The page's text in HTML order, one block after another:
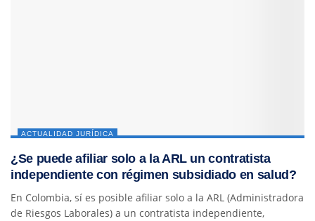
ACTUALIDAD JURÍDICA
¿Se puede afiliar solo a la ARL un contratista
independiente con régimen subsidiado en salud?
En Colombia, sí es posible afiliar solo a la ARL (Administradora
de Riesgos Laborales) a un contratista independiente,